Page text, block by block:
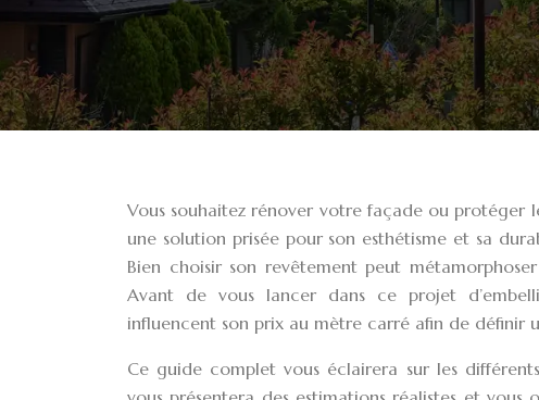
Vous souhaitez rénover votre façade ou protéger
une solution prisée pour son esthétisme et sa
Bien choisir son revêtement peut
Avant de vous lancer dans ce projet
influencent son prix au mètre carré afin de définir
Ce guide complet vous éclairera sur les